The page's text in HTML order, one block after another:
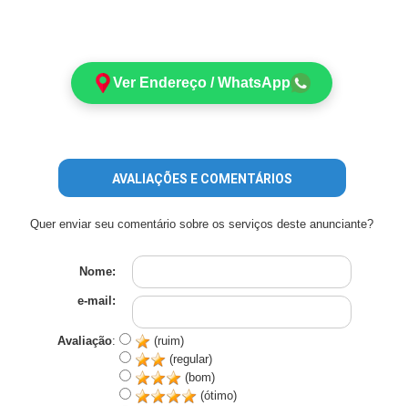
Ver Endereço / WhatsApp
AVALIAÇÕES E COMENTÁRIOS
Quer enviar seu comentário sobre os serviços deste anunciante?
Nome:
e-mail:
Avaliação:
(ruim)
(regular)
(bom)
(ótimo)